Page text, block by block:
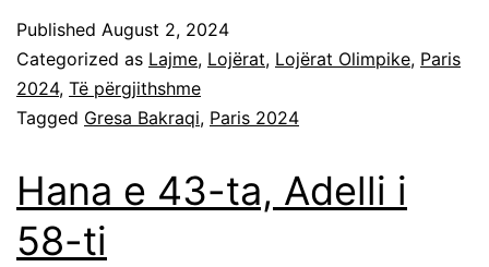
Published August 2, 2024
Categorized as Lajme, Lojërat, Lojërat Olimpike, Paris
2024, Të përgjithshme
Tagged Gresa Bakraqi, Paris 2024
Hana e 43-ta, Adelli i
58-ti